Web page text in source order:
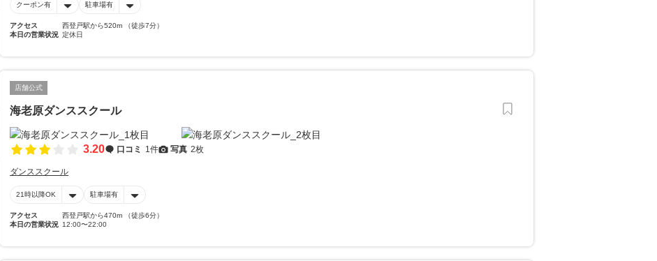
クーポン有 駐車場有
アクセス
西登戸駅から520m （徒歩7分）
本日の営業状況 定休日
店舗公式
海老原ダンススクール
3.20 口コミ 1件 写真 2枚
ダンススクール
21時以降OK 駐車場有
アクセス
西登戸駅から470m （徒歩6分）
本日の営業状況 12:00〜22:00